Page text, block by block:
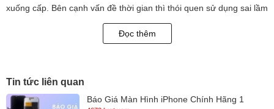
xuống cấp. Bên cạnh vấn đề thời gian thì thói quen sử dụng sai lầm
Để laptop tại nơi ẩm ướt hoặc trên những bề mặt khó thoát hơi
làm ảnh hưởng trầm trọng đến tuổi thọ của pin.
Sử dụng máy trong thời gian quá lâu.
Đọc thêm
Tin tức liên quan
Báo Giá Màn Hình iPhone Chính Hãng 1